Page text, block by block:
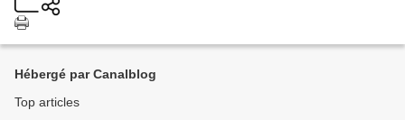
Hébergé par Canalblog
Top articles